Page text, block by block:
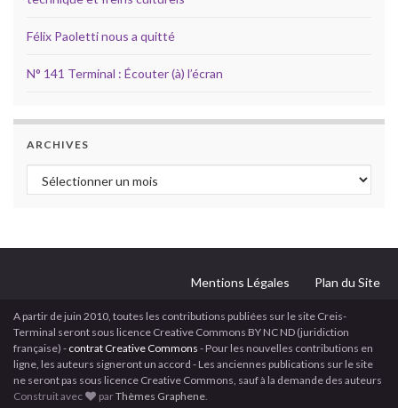
Félix Paoletti nous a quitté
N° 141 Terminal : Écouter (à) l’écran
ARCHIVES
Archives
Mentions Légales Plan du Site
A partir de juin 2010, toutes les contributions publiées sur le site Creis-
Terminal seront sous licence Creative Commons BY NC ND (juridiction
française) - contrat Creative Commons - Pour les nouvelles contributions en
ligne, les auteurs signeront un accord - Les anciennes publications sur le site
ne seront pas sous licence Creative Commons, sauf à la demande des auteurs
Construit avec
parThèmes Graphene